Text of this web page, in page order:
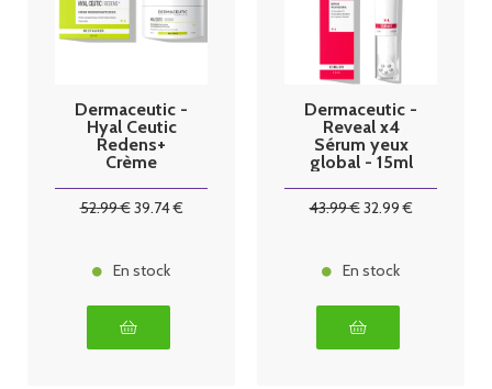
Dermaceutic -
Hyal Ceutic
Redens+
Crème
52.99€39.74€
En stock
Dermaceutic -
Reveal x4
Sérum yeux
global - 15ml
43.99€32.99€
En stock